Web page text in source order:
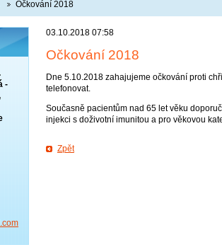
Očkování 2018
03.10.2018 07:58
Očkování 2018
Dne 5.10.2018 zahajujeme očkování proti
telefonovat.
Současně pacientům nad 65 let věku
injekci s doživotní imunitou a pro věkovou
Zpět
-